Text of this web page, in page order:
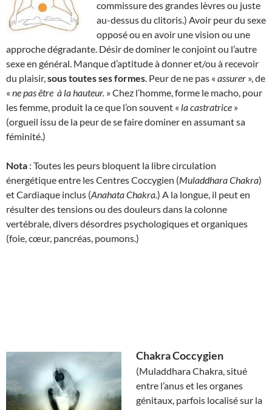
commissure des grandes lèvres ou juste
au-dessus du clitoris.) Avoir peur du sexe
opposé ou en avoir une vision ou une
approche dégradante. Désir de dominer le conjoint ou l’autre
sexe en général. Manque d’aptitude à donner et/ou à recevoir
du plaisir,sous toutes ses formes. Peur de ne pas « assurer », de
« ne pas être à la hauteur. » Chez l’homme, forme le macho, pour
les femme, produit la ce que l’on souvent « lacastratrice »
(orgueil issu de la peur de se faire dominer en assumant sa
féminité.)
Nota : Toutes les peurs bloquent la libre circulation
énergétique entre les Centres Coccygien (Muladdhara Chakra)
et Cardiaque inclus (Anahata Chakra.) A la longue, il peut en
résulter des tensions ou des douleurs dans la colonne
vertébrale, divers désordres psychologiques et organiques
(foie, cœur, pancréas, poumons.)
ChakraCoccygien
(Muladdhara Chakra, situé
entre l’anus et les organes
génitaux, parfois localisé sur la